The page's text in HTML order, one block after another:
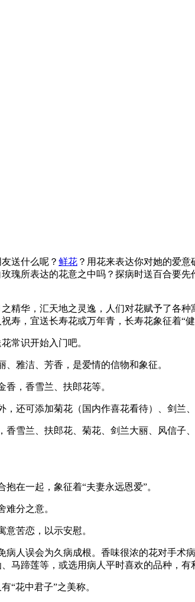
送什么呢？ 鲜花 ？用花来表达你对她的爱
瑰所表达的花意之中吗？探病时送百合要
华，汇天地之灵逸，人们对花赋予了各种
，宜送长寿花或万年青，长寿花象征着“健
常识开始入门吧。
雅洁、芳香，是爱情的信物和象征。
香，香雪兰、扶郎花等。
可添加菊花（国内作喜花看待）、剑兰
兰、扶郎花、菊花、剑兰大丽、风信子
在一起，象征着“夫妻永远恩爱”。
分之意。
苦恋，以示安慰。
误会为久病成根。香味很浓的花对手术
马蹄莲等，或选用病人平时喜欢的品种，有
花中君子”之美称。